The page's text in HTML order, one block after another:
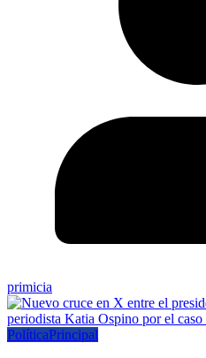
primicia
PolíticaPrincipal